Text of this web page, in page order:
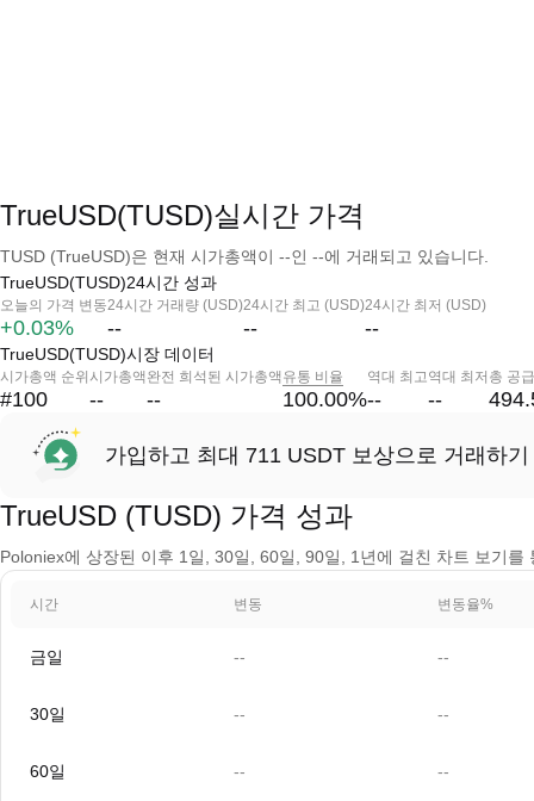
TrueUSD(TUSD)실시간 가격
TUSD (TrueUSD)은 현재 시가총액이 --인 --에 거래되고 있습니다.
TrueUSD(TUSD)24시간 성과
오늘의 가격 변동
+0.03%
24시간 거래량 (USD)
--
24시간 최고 (USD)
--
24시간 최저 (USD)
--
TrueUSD(TUSD)시장 데이터
시가총액 순위
#100
시가총액
--
완전 희석된 시가총액
--
유통 비율
100.00%
역대 최고
--
역대 최저
--
총 공
가입하고 최대 711 USDT 보상으로 거래하기
TrueUSD (TUSD) 가격 성과
Poloniex에 상장된 이후 1일, 30일, 60일, 90일, 1년에 걸친 차트 보기를
시간 변동 변동율%
금일 -- --
30일 -- --
60일 -- --